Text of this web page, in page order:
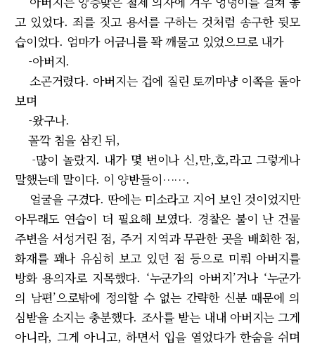
고 있었다. 죄를 짓고 용서를 구하는 것처럼 송구한 뒷모
습이었다. 엄마가 어금니를 꽉 깨물고 있었으므로 내가
-아버지.
소곤거렸다. 아버지는 겁에 질린 토끼마냥 이쪽을 돌아
보며
-왔구나.
꼴깍 침을 삼킨 뒤,
-많이 놀랐지. 내가 몇 번이나 신,만,호,라고 그렇게나
말했는데 말이다. 이 양반들이…….
얼굴을 구겼다. 딴에는 미소라고 지어 보인 것이었지만
아무래도 연습이 더 필요해 보였다. 경찰은 불이 난 건물
주변을 서성거린 점, 주거 지역과 무관한 곳을 배회한 점,
화재를 꽤나 유심히 보고 있던 점 등으로 미뤄 아버지를
방화 용의자로 지목했다. ‘누군가의 아버지’거나 ‘누군가
의 남편’으로밖에 정의할 수 없는 간략한 신분 때문에 의
심받을 소지는 충분했다. 조사를 받는 내내 아버지는 그게
아니라, 그게 아니고, 하면서 입을 열었다가 한숨을 쉬며